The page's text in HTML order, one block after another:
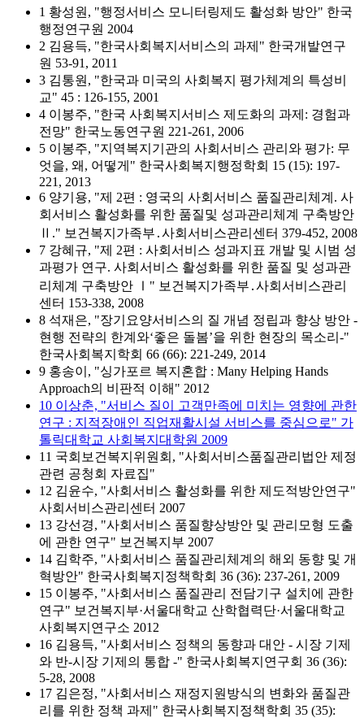
1 황성원, "행정서비스 모니터링제도 활성화 방안" 한국
행정연구원 2004
2 김용득, "한국사회복지서비스의 과제" 한국개발연구
원 53-91, 2011
3 김통원, "한국과 미국의 사회복지 평가체계의 특성비
교" 45 : 126-155, 2001
4 이봉주, "한국 사회복지서비스 제도화의 과제: 경험과
전망" 한국노동연구원 221-261, 2006
5 이봉주, "지역복지기관의 사회서비스 관리와 평가: 무
엇을, 왜, 어떻게" 한국사회복지행정학회 15 (15): 197-
221, 2013
6 양기용, "제 2편 : 영국의 사회서비스 품질관리체계. 사
회서비스 활성화를 위한 품질및 성과관리체계 구축방안
Ⅱ." 보건복지가족부․사회서비스관리센터 379-452, 2008
7 강혜규, "제 2편 : 사회서비스 성과지표 개발 및 시범 성
과평가 연구. 사회서비스 활성화를 위한 품질 및 성과관
리체계 구축방안 Ⅰ" 보건복지가족부․사회서비스관리
센터 153-338, 2008
8 석재은, "장기요양서비스의 질 개념 정립과 향상 방안 -
현행 전략의 한계와‘좋은 돌봄’을 위한 현장의 목소리-"
한국사회복지학회 66 (66): 221-249, 2014
9 홍송이, "싱가포르 복지혼합 : Many Helping Hands
Approach의 비판적 이해" 2012
10 이상춘, "서비스 질이 고객만족에 미치는 영향에 관한
연구 : 지적장애인 직업재활시설 서비스를 중심으로" 가
톨릭대학교 사회복지대학원 2009
11 국회보건복지위원회, "사회서비스품질관리법안 제정
관련 공청회 자료집"
12 김윤수, "사회서비스 활성화를 위한 제도적방안연구"
사회서비스관리센터 2007
13 강선경, "사회서비스 품질향상방안 및 관리모형 도출
에 관한 연구" 보건복지부 2007
14 김학주, "사회서비스 품질관리체계의 해외 동향 및 개
혁방안" 한국사회복지정책학회 36 (36): 237-261, 2009
15 이봉주, "사회서비스 품질관리 전담기구 설치에 관한
연구" 보건복지부·서울대학교 산학협력단·서울대학교
사회복지연구소 2012
16 김용득, "사회서비스 정책의 동향과 대안 - 시장 기제
와 반-시장 기제의 통합 -" 한국사회복지연구회 36 (36):
5-28, 2008
17 김은정, "사회서비스 재정지원방식의 변화와 품질관
리를 위한 정책 과제" 한국사회복지정책학회 35 (35):